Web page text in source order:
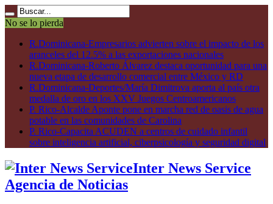
No se lo pierda
R.Dominicana-Empresarios advierten sobre el impacto de los
aranceles del 12.5% a las exportaciones nacionales
R.Dominicana-Roberto Álvarez destaca oportunidad para una
nueva etapa de desarrollo comercial entre México y RD
R.Dominicana-Deportes/María Dimitrova aporta al país otra
medalla de oro en los XXV Juegos Centroamericanos
P. Rico-Alcalde Aponte pone en marcha red de oasis de agua
potable en las comunidades de Carolina
P. Rico-Capacita ACUDEN a centros de cuidado infantil
sobre inteligencia artificial, ciberpsicología y seguridad digital
Inter News Service
Agencia de Noticias